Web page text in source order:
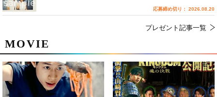
MOVIE
応募締め切り： 2026.08.20
プレゼント記事一覧